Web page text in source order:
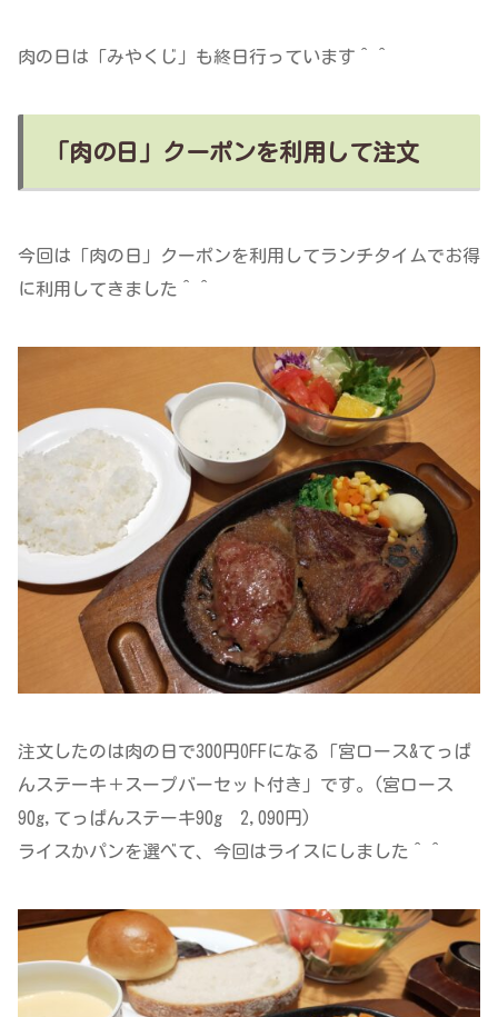
肉の日は「みやくじ」も終日行っています＾＾
「肉の日」クーポンを利用して注文
今回は「肉の日」クーポンを利用してランチタイムでお得
に利用してきました＾＾
注文したのは肉の日で300円OFFになる「宮ロース&てっぱ
んステーキ＋スープバーセット付き」です。(宮ロース
90g,てっぱんステーキ90g 2,090円)
ライスかパンを選べて、今回はライスにしました＾＾